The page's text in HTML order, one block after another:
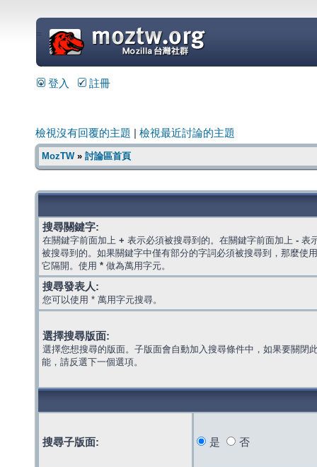
=
登入 註冊
檢視沒有回覆的主題 檢視最近討論的主題
MozTW» 討論區首頁
搜尋關鍵字:
在關鍵字前面加上 + 表示必須被搜尋到的。在關鍵字前面加上 - 表
被搜尋到的。如果關鍵字中僅有部分的字詞必須被搜尋到，那麼使
它隔開。使用 * 做為萬用字元。
搜尋發表人:
您可以使用 * 萬用字元搜尋。
選擇搜尋版面:
選擇您想搜尋的版面。子版面會自動加入搜尋條件中，如果要關閉
能，請反選下一個選項。
搜尋子版面: 是 否